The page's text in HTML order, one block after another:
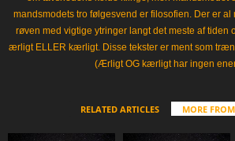
mandsmodets tro følgesvend er filosofien. Der er al
røven med vigtige ytringer langt det meste af tiden
ærligt ELLER kærligt. Disse tekster er ment som
(Ærligt OG kærligt har ingen
RELATED ARTICLES MORE